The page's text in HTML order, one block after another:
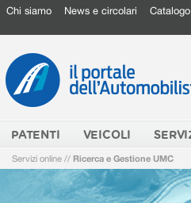
Chi siamo News e circolari
PATENTI VEICOLI
Servizi online // Ricerca e Gestione UMC